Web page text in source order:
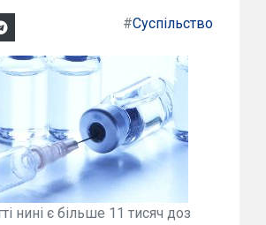
#Суспільство
нині є більше 11 тисяч доз